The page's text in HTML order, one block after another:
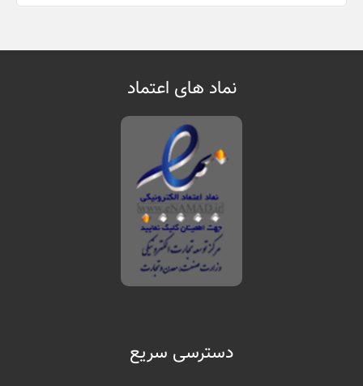
نماد های اعتماد
دسترسی سریع